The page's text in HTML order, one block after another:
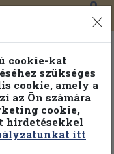
0
közül
cookie-kat
szükséges
cookie, amely a
az Ön számára
cookie,
hirdetésekkel
itt